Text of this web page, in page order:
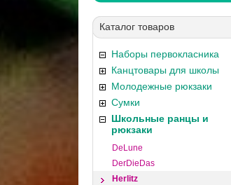
Каталог товаров
Наборы первокласника
Канцтовары для школы
Молодежные рюкзаки
Сумки
Школьные ранцы и
рюкзаки
DeLune
DerDieDas
Herlitz